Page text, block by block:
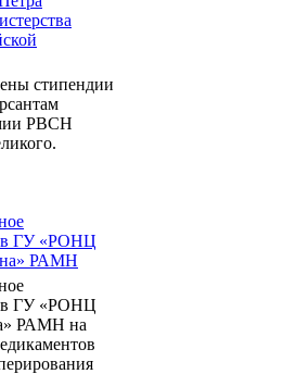
стипендии
РВСН
в ГУ «РОНЦ
РАМН
в ГУ «РОНЦ
РАМН на